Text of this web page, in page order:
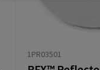
1PR03501